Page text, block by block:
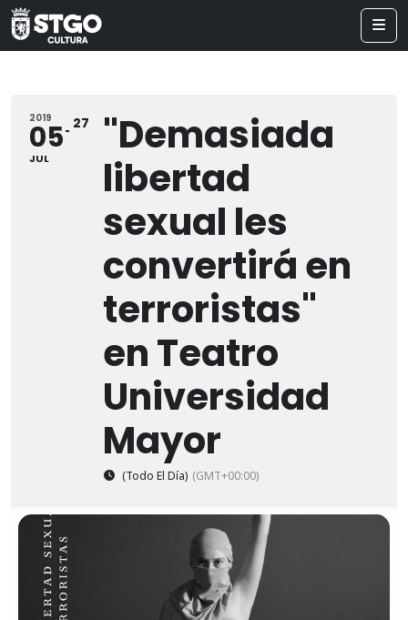
2019
05
JUL
27
"Demasiada
libertad
sexual les
convertirá en
terroristas"
en Teatro
Universidad
Mayor
(Todo El Día) (GMT+00:00)